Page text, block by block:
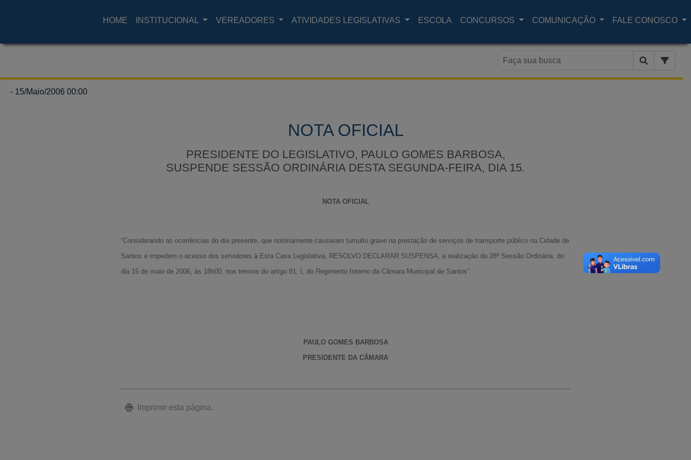
HOME INSTITUCIONAL VEREADORES ATIVIDADES LEGISLATIVAS ESCOLA CONCURSOS COMUNICAÇÃO FALE CONOSCO
- 15/Maio/2006 00:00
NOTA OFICIAL
PRESIDENTE DO LEGISLATIVO, PAULO GOMES BARBOSA,
SUSPENDE SESSÃO ORDINÁRIA DESTA SEGUNDA-FEIRA, DIA 15.
NOTA OFICIAL
“Considerando as ocorrências do dia presente, que notoriamente causaram tumulto grave na prestação de serviços de transporte público na Cidade de
Santos e impedem o acesso dos servidores à Esta Casa Legislativa, RESOLVO DECLARAR SUSPENSA, a realização da 28ª Sessão Ordinária, do
dia 15 de maio de 2006, às 18h00, nos termos do artigo 81, I, do Regimento Interno da Câmara Municipal de Santos”.
PAULO GOMES BARBOSA
PRESIDENTE DA CÂMARA
Imprimir esta página.